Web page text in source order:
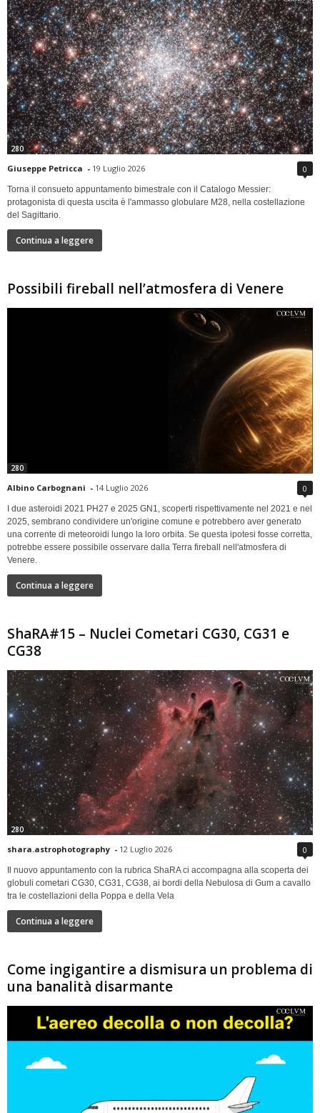
280
Giuseppe Petricca - 19 Luglio 2026 0
Torna il consueto appuntamento bimestrale con il Catalogo Messier:
protagonista di questa uscita è l'ammasso globulare M28, nella costellazione
del Sagittario.
Continua a leggere
Possibili fireball nell’atmosfera di Venere
280
Albino Carbognani - 14 Luglio 2026 0
I due asteroidi 2021 PH27 e 2025 GN1, scoperti rispettivamente nel 2021 e nel
2025, sembrano condividere un'origine comune e potrebbero aver generato
una corrente di meteoroidi lungo la loro orbita. Se questa ipotesi fosse corretta,
potrebbe essere possibile osservare dalla Terra fireball nell'atmosfera di
Venere.
Continua a leggere
ShaRA#15 – Nuclei Cometari CG30, CG31 e
CG38
280
shara.astrophotography - 12 Luglio 2026 0
Il nuovo appuntamento con la rubrica ShaRA ci accompagna alla scoperta dei
globuli cometari CG30, CG31, CG38, ai bordi della Nebulosa di Gum a cavallo
tra le costellazioni della Poppa e della Vela
Continua a leggere
Come ingigantire a dismisura un problema di
una banalità disarmante